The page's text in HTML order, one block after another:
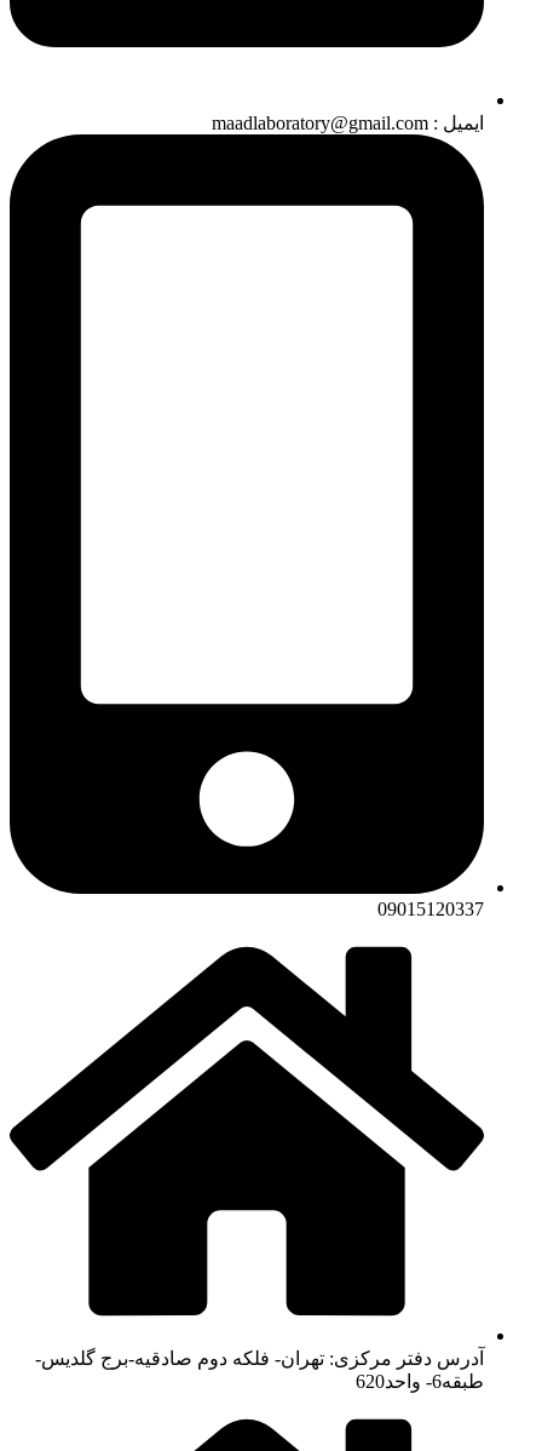
ایمیل : maadlaboratory@gmail.com
09015120337
آدرس دفتر مرکزی: تهران- فلکه دوم صادقیه-برج گلدیس-
طبقه6- واحد620